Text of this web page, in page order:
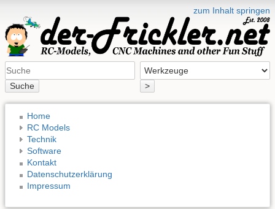
zum Inhalt springen
Suche >
Home
RC Models
Technik
Software
Kontakt
Datenschutzerklärung
Impressum